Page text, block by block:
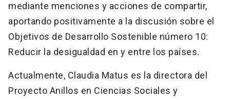
mediante menciones y acciones de compartir,
aportando positivamente a la discusión sobre el
Objetivos de Desarrollo Sostenible número 10:
Reducir la desigualdad en y entre los países.
Actualmente, Claudia Matus es la directora del
Proyecto Anillos en Ciencias Sociales y